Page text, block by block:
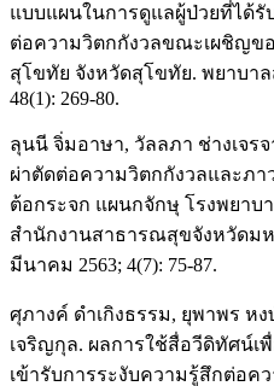
แบบแผนในการดูแลผู้ป่วยที่ได้รั
ต่อความวิตกกังวลขณะเผชิญขอ
สุโขทัย จังหวัดสุโขทัย. พยาบา
48(1): 269-80.
ลุนนี จิ่มอาษา, วัลลภา ช่างเจร
ผ่าตัดต่อความวิตกกังวลและภ
ต้อกระจก แผนกจักษุ โรงพยาบ
สำนักงานสาธารณสุขจังหวัดม
มีนาคม 2563; 4(7): 75-87.
ศุภางค์ ดำเกิงธรรม, ยุพาพร ห
เจริญกุล. ผลการใช้สื่อวีดิทัศน์เ
เข้ารับการระงับความรู้สึกต่อค